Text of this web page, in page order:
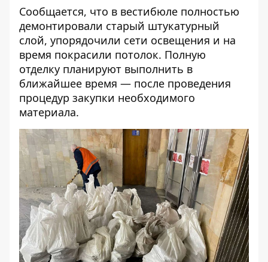
Сообщается, что в вестибюле полностью
демонтировали старый штукатурный
слой, упорядочили сети освещения и на
время покрасили потолок. Полную
отделку планируют выполнить в
ближайшее время — после проведения
процедур закупки необходимого
материала.